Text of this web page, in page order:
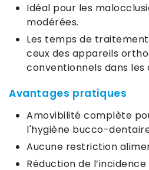
Idéal pour les
modérées.
Les temps de
ceux des appareils
conventionnels dans les
Avantages pratiques
Amovibilité complète
l'hygiène bucco-
Aucune restriction
Réduction de